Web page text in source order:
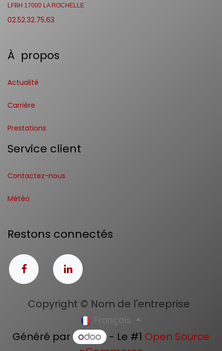
LFBH 17000 LA ROCHELLE
02.52.32.75.63
À propos
Actualité
Carrière
Prestations
Service client
Contactez-nous
Météo
Restons connectés
Copyright © Nom de l'entreprise
Français
Généré par - Le #1 Open Source